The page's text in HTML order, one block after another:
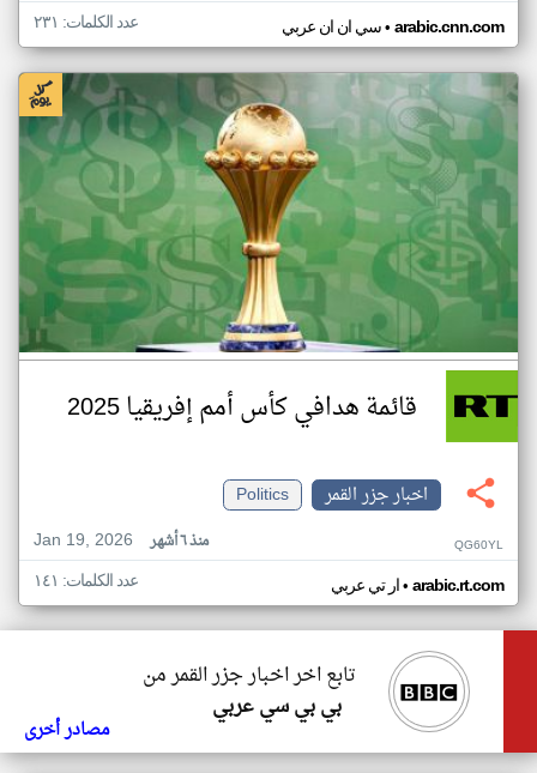
سي ان ان عربي• arabic.cnn.com عدد الكلمات: ٢٣١
قائمة هدافي كأس أمم إفريقيا 2025
اخبار جزر القمر
Politics
Jan 19, 2026
منذ ٦ أشهر QG60YL
ار تي عربي• arabic.rt.com عدد الكلمات: ١٤١
تابع اخر اخبار جزر القمر من
بي بي سي عربي
مصادر أخرى